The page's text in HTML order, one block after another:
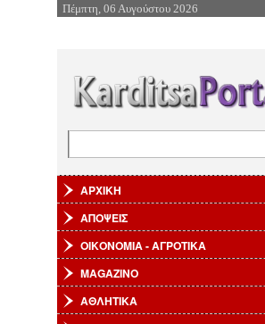
Επιστροφή στην Πλοήγηση
Πέμπτη, 06 Αυγούστου 2026
ΑΡΧΙΚΗ
ΑΠΟΨΕΙΣ
ΟΙΚΟΝΟΜΙΑ - ΑΓΡΟΤΙΚΑ
MAGAZINO
ΑΘΛΗΤΙΚΑ